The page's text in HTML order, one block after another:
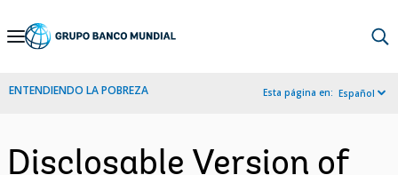
Skip
Navigation
ENTENDIENDO LA POBREZA Esta página en: Español
Disclosable Version of